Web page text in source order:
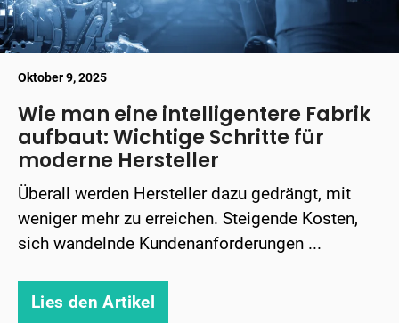
Oktober 9, 2025
Wie man eine intelligentere Fabrik
aufbaut: Wichtige Schritte für
moderne Hersteller
Überall werden Hersteller dazu gedrängt, mit
weniger mehr zu erreichen. Steigende Kosten,
sich wandelnde Kundenanforderungen ...
Lies den Artikel